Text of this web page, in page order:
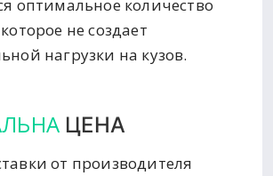
оптимальное количество
не создает
нагрузки на кузов.
ЦЕНА
от производителя